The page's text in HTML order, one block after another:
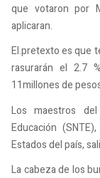
que votaron por
aplicaran.
El.pretexto es que
rasurarán el 2.7
11millones de
Los maestros
Educación
Estados del país,
La cabeza de los